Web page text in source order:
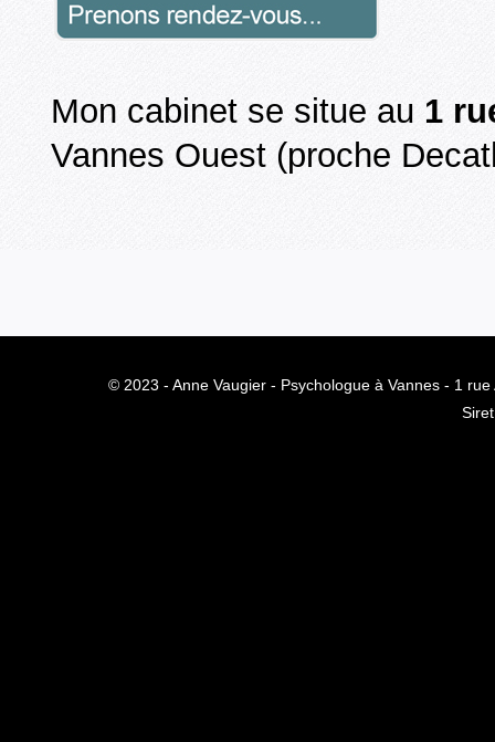
Mon cabinet se situe au 1
Vannes Ouest (proche
© 2023 - Anne Vaugier - Psychologue à Vannes - 1 rue